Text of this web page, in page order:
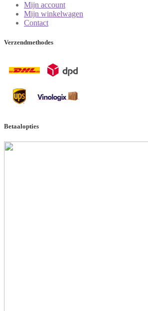
Mijn account
Mijn winkelwagen
Contact
Verzendmethodes
Betaalopties